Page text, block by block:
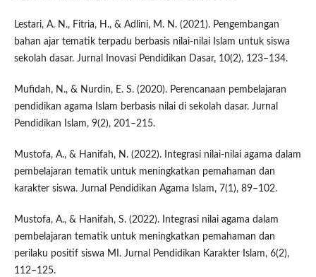
Lestari, A. N., Fitria, H., & Adlini, M. N. (2021). Pengembangan
bahan ajar tematik terpadu berbasis nilai-nilai Islam untuk siswa
sekolah dasar. Jurnal Inovasi Pendidikan Dasar, 10(2), 123–134.
Mufidah, N., & Nurdin, E. S. (2020). Perencanaan pembelajaran
pendidikan agama Islam berbasis nilai di sekolah dasar. Jurnal
Pendidikan Islam, 9(2), 201–215.
Mustofa, A., & Hanifah, N. (2022). Integrasi nilai-nilai agama dalam
pembelajaran tematik untuk meningkatkan pemahaman dan
karakter siswa. Jurnal Pendidikan Agama Islam, 7(1), 89–102.
Mustofa, A., & Hanifah, S. (2022). Integrasi nilai agama dalam
pembelajaran tematik untuk meningkatkan pemahaman dan
perilaku positif siswa MI. Jurnal Pendidikan Karakter Islam, 6(2),
112–125.